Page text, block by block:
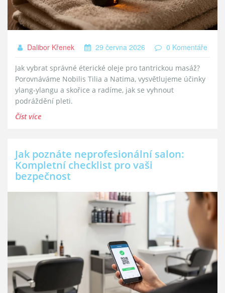
Dalibor Křenek 29 června 2026 0 Komentáře
Jak vybrat správné éterické oleje pro tantrickou masáž?
Porovnáváme Nobilis Tilia a Natima, vysvětlujeme účinky
ylang-ylangu a skořice a radíme, jak se vyhnout
podráždění pleti.
Číst více
Jak poznáte neprofesionální salon:
Kompletní checklist pro vaši
bezpečnost